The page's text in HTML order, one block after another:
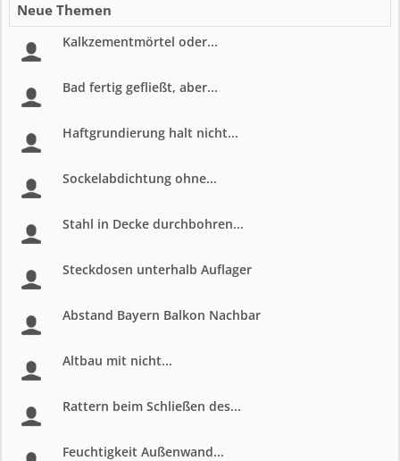
Neue Themen
Kalkzementmörtel oder...
Bad fertig gefließt, aber...
Haftgrundierung halt nicht...
Sockelabdichtung ohne...
Stahl in Decke durchbohren...
Steckdosen unterhalb Auflager
Abstand Bayern Balkon Nachbar
Altbau mit nicht...
Rattern beim Schließen des...
Feuchtigkeit Außenwand...